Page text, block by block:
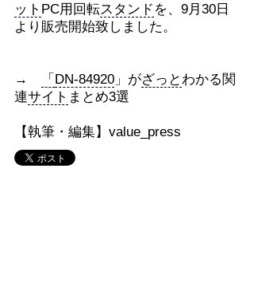
ット PC用回転スタンド を、9月30日
より販売開始致しました。
→ 「 DN-84920」がざっとわかる関
連サイト まとめ3選
【執筆・編集】value_press